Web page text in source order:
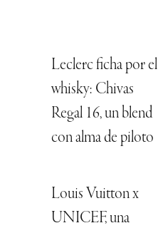
Leclerc ficha por el
whisky: Chivas
Regal 16, un blend
con alma de piloto
Louis Vuitton x
UNICEF, una